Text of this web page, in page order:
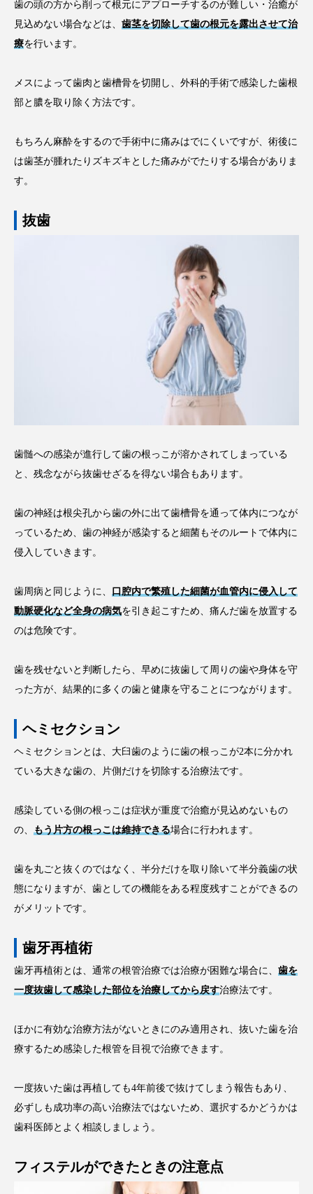
歯の頭の方から削って根元にアプローチするのが難しい・治癒が
見込めない場合などは、 歯茎を切除して歯の根元を露出させて治
療を行います。
メスによって歯肉と歯槽骨を切開し、外科的手術で感染した歯根
部と膿を取り除く方法です。
もちろん麻酔をするので手術中に痛みはでにくいですが、術後に
は歯茎が腫れたりズキズキとした痛みがでたりする場合がありま
す。
抜歯
歯髄への感染が進行して歯の根っこが溶かされてしまっている
と、残念ながら抜歯せざるを得ない場合もあります。
歯の神経は根尖孔から歯の外に出て歯槽骨を通って体内につなが
っているため、歯の神経が感染すると細菌もそのルートで体内に
侵入していきます。
歯周病と同じように、
口腔内で繁殖した細菌が血管内に侵入して
動脈硬化など全身の病気を引き起こすため、痛んだ歯を放置する
のは危険です。
歯を残せないと判断したら、早めに抜歯して周りの歯や身体を守
った方が、結果的に多くの歯と健康を守ることにつながります。
ヘミセクション
ヘミセクションとは、大臼歯のように歯の根っこが2本に分かれ
ている大きな歯の、片側だけを切除する治療法です。
感染している側の根っこは症状が重度で治癒が見込めないもの
の、
もう片方の根っこは維持できる場合に行われます。
歯を丸ごと抜くのではなく、半分だけを取り除いて半分義歯の状
態になりますが、歯としての機能をある程度残すことができるの
がメリットです。
歯牙再植術
歯牙再植術とは、通常の根管治療では治療が困難な場合に、 歯を
一度抜歯して感染した部位を治療してから戻す治療法です。
ほかに有効な治療方法がないときにのみ適用され、抜いた歯を治
療するため感染した根管を目視で治療できます。
一度抜いた歯は再植しても4年前後で抜けてしまう報告もあり、
必ずしも成功率の高い治療法ではないため、選択するかどうかは
歯科医師とよく相談しましょう。
フィステルができたときの注意点